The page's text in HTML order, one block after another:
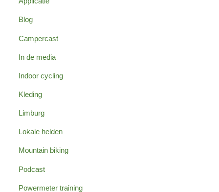
Blog
Campercast
In de media
Indoor cycling
Kleding
Limburg
Lokale helden
Mountain biking
Podcast
Powermeter training